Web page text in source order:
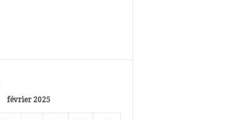
février 2025